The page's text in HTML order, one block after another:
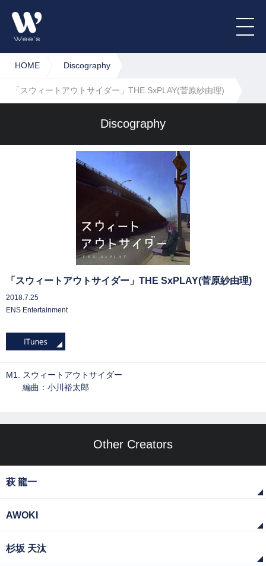
HOME Discography
「スウィートアウトサイダー」THE SxPLAY(菅原紗由理)
Discography
「スウィートアウトサイダー」THE SxPLAY(菅原紗由理)
2018.7.25
ENS Entertainment
M1. スウィートアウトサイダー
編曲：小川裕太郎
Other Creators
萩 龍一
AWOKI
杉坂 天汰